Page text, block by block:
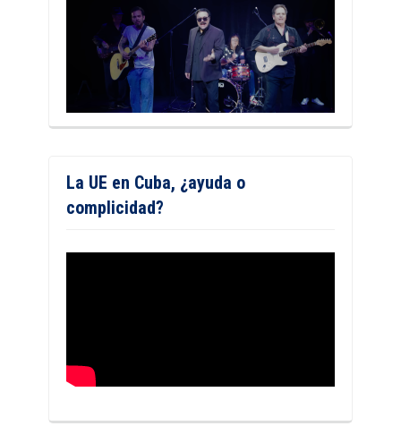
La UE en Cuba, ¿ayuda o
complicidad?